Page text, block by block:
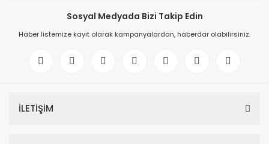
Sosyal Medyada Bizi Takip Edin
Haber listemize kayıt olarak kampanyalardan, haberdar olabilirsiniz.
İLETİŞİM